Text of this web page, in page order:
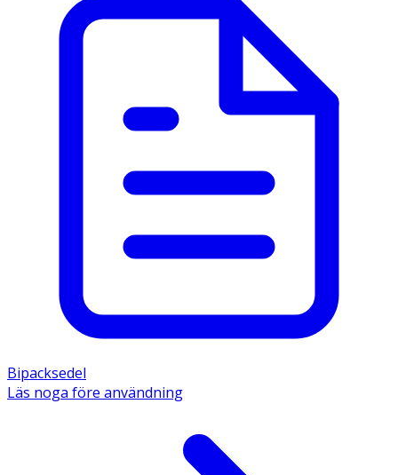
Bipacksedel
Läs noga före användning